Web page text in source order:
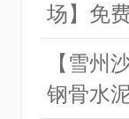
场】免
【雪州
钢骨水